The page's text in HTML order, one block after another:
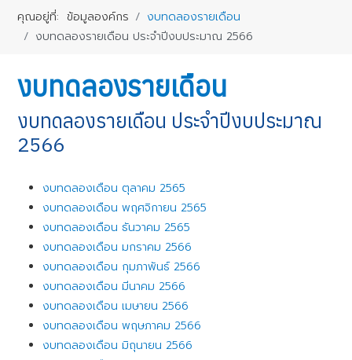
คุณอยู่ที่:ข้อมูลองค์กร
งบทดลองรายเดือน
งบทดลองรายเดือน ประจำปีงบประมาณ 2566
งบทดลองรายเดือน
งบทดลองรายเดือน ประจำปีงบประมาณ
2566
งบทดลองเดือน ตุลาคม 2565
งบทดลองเดือน พฤศจิกายน 2565
งบทดลองเดือน ธันวาคม 2565
งบทดลองเดือน มกราคม 2566
งบทดลองเดือน กุมภาพันธ์ 2566
งบทดลองเดือน มีนาคม 2566
งบทดลองเดือน เมษายน 2566
งบทดลองเดือน พฤษภาคม 2566
งบทดลองเดือน มิถุนายน 2566